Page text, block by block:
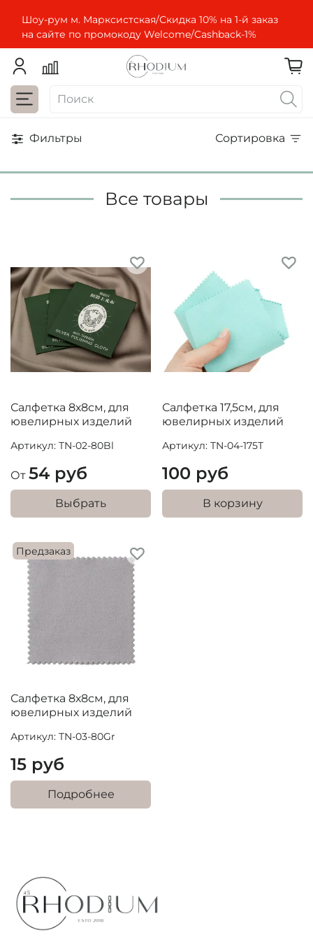
Шоу-рум м. Марксистская/Скидка 10% на 1-й заказ
на сайте по промокоду Welcome/Cashbaсk-1%
Фильтры Сортировка
Все товары
Салфетка 8х8см, для
ювелирных изделий
Артикул: TN-02-80Bl
От 54 руб
Выбрать
Салфетка 17,5см, для
ювелирных изделий
Артикул: TN-04-175T
100 руб
В корзину
Предзаказ
Салфетка 8х8см, для
ювелирных изделий
Артикул: TN-03-80Gr
15 руб
Подробнее